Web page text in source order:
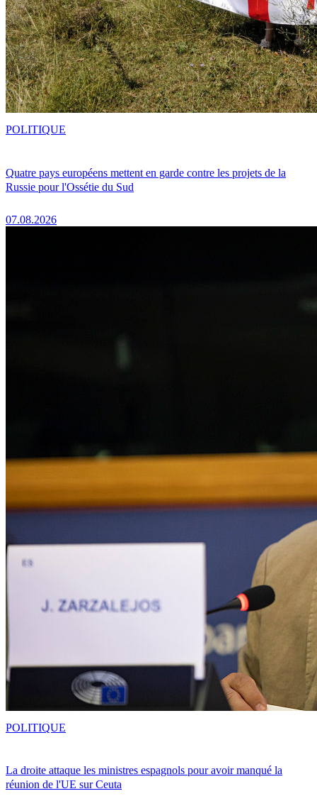
Quatre pays européens mettent en garde contre les projets de la
Russie pour l'Ossétie du Sud
07.08.2026
POLITIQUE
La droite attaque les ministres espagnols pour avoir manqué la
réunion de l'UE sur Ceuta
POLITIQUE